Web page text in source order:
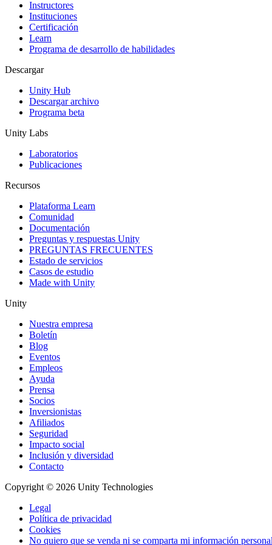
Juegos XR
Lanza juegos XR en múltiples plataformas
Juegos multijugador
Simplifica el desarrollo de juegos multijugador
Instructores
Instituciones
Certificación
Learn
Programa de desarrollo de habilidades
Descargar
Unity Hub
Descargar archivo
Programa beta
Unity Labs
Laboratorios
Publicaciones
Recursos
Plataforma Learn
Comunidad
Documentación
Preguntas y respuestas Unity
PREGUNTAS FRECUENTES
Estado de servicios
Casos de estudio
Made with Unity
Unity
Nuestra empresa
Boletín
Blog
Eventos
Empleos
Ayuda
Prensa
Socios
Inversionistas
Afiliados
Seguridad
Impacto social
Inclusión y diversidad
Contacto
Copyright © 2026 Unity Technologies
Legal
Política de privacidad
Cookies
No quiero que se venda ni se comparta mi información personal